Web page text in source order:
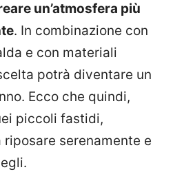
un’atmosfera più
. In combinazione con
e con materiali
potrà diventare un
Ecco che quindi,
piccoli fastidi,
serenamente e